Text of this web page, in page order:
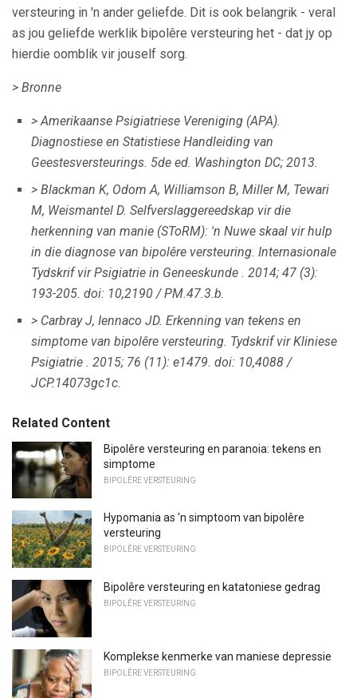
versteuring in 'n ander geliefde. Dit is ook belangrik - veral
as jou geliefde werklik bipolêre versteuring het - dat jy op
hierdie oomblik vir jouself sorg.
> Bronne
> Amerikaanse Psigiatriese Vereniging (APA).
Diagnostiese en Statistiese Handleiding van
Geestesversteurings. 5de ed. Washington DC; 2013.
> Blackman K, Odom A, Williamson B, Miller M, Tewari
M, Weismantel D. Selfverslaggereedskap vir die
herkenning van manie (SToRM): 'n Nuwe skaal vir hulp
in die diagnose van bipolêre versteuring. Internasionale
Tydskrif vir Psigiatrie in Geneeskunde . 2014; 47 (3):
193-205. doi: 10,2190 / PM.47.3.b.
> Carbray J, Iennaco JD. Erkenning van tekens en
simptome van bipolêre versteuring. Tydskrif vir Kliniese
Psigiatrie . 2015; 76 (11): e1479. doi: 10,4088 /
JCP.14073gc1c.
Related Content
Bipolêre versteuring en paranoia: tekens en
simptome
BIPOLÊRE VERSTEURING
Hypomania as 'n simptoom van bipolêre
versteuring
BIPOLÊRE VERSTEURING
Bipolêre versteuring en katatoniese gedrag
BIPOLÊRE VERSTEURING
Komplekse kenmerke van maniese depressie
BIPOLÊRE VERSTEURING